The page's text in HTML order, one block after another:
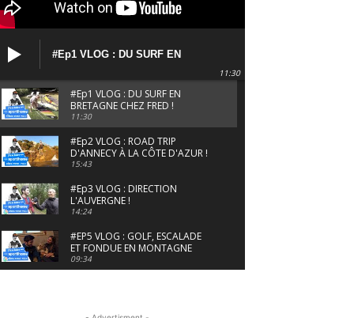
#Ep1 VLOG : DU SURF EN
11:30
#Ep1 VLOG : DU SURF EN
BRETAGNE CHEZ FRED !
11:30
#Ep2 VLOG : ROAD TRIP
D'ANNECY À LA CÔTE D'AZUR !
15:43
#Ep3 VLOG : DIRECTION
L'AUVERGNE !
14:24
#EP5 VLOG : GOLF, ESCALADE
ET FONDUE EN MONTAGNE
09:34